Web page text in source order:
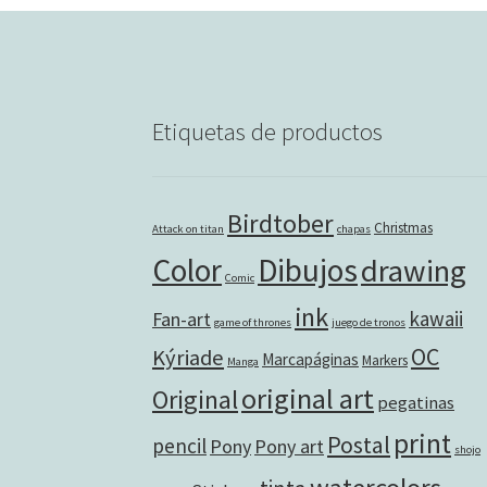
Etiquetas de productos
Attack on titan Birdtober chapas Christmas
Color Comic Dibujosdrawing
Fan-art game of thrones ink juego de tronos kawaii
Kýriade Manga Marcapáginas Markers OC
Originaloriginal artpegatinas
pencil Pony Pony art Postal print shojo